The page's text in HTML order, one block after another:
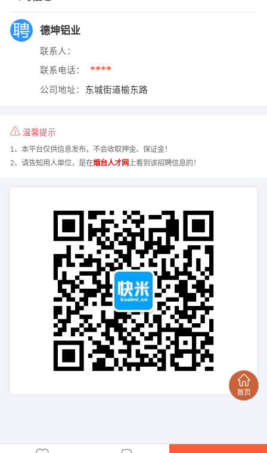
德坤铝业
联系人：
联系电话： ****
公司地址： 东城街道榆东路
温馨提示
1、本平台仅供信息发布，不会收取押金、保证金！
2、请告知用人单位，是在烟台人才网 上看到该招聘信息的！